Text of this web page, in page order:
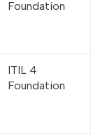
Foundation
ITIL 4
Foundation